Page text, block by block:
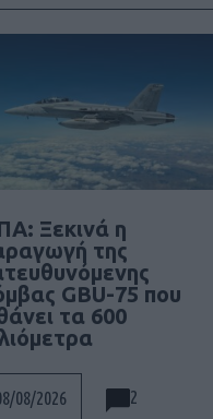
Ξεκινά η
της
GBU-75 που
τα 600
08/2026 2